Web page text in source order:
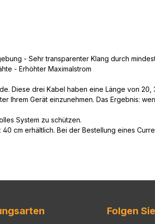
- Sehr transparenter Klang durch
- Erhöhter Maximalstrom
Diese drei Kabel haben eine Länge von 20,
Ihrem Gerät einzunehmen. Das Ergebnis:
System zu schützen.
cm erhältlich. Bei der Bestellung eines
Folgen